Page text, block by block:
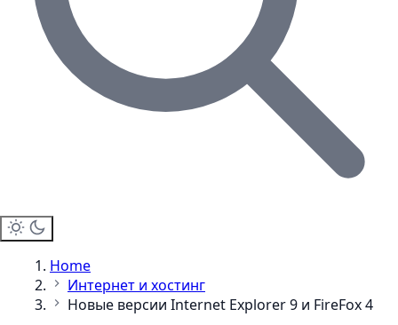
Home
Интернет и хостинг
Новые версии Internet Explorer 9 и FireFox 4